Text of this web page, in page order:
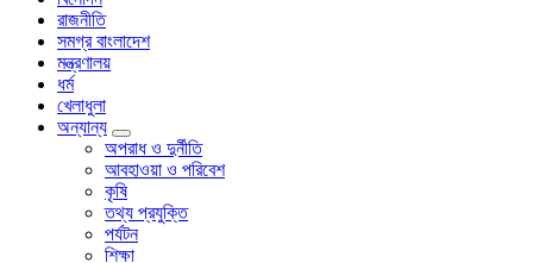
রাজনীতি
সমগ্র বাংলাদেশ
মন্ত্রণালয়
ধর্ম
খেলাধুলা
অন্যান্য
অপরাধ ও দুর্নীতি
আবহাওয়া ও পরিবেশ
কৃষি
তথ্য প্রযুক্তি
পর্যটন
শিক্ষা